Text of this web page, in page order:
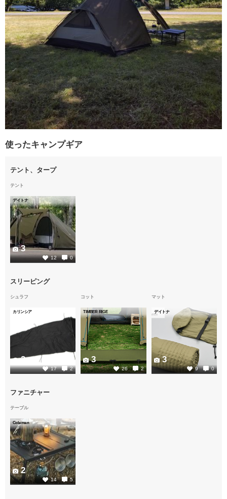
使ったキャンプギア
テント、タープ
テント
デイトナ
12 0
3
スリーピング
シュラフ
カリンシア
17 2
2
コット
TIMBER RIGE
26 2
3
マット
デイトナ
9 0
3
ファニチャー
テーブル
Coleman
14 5
2